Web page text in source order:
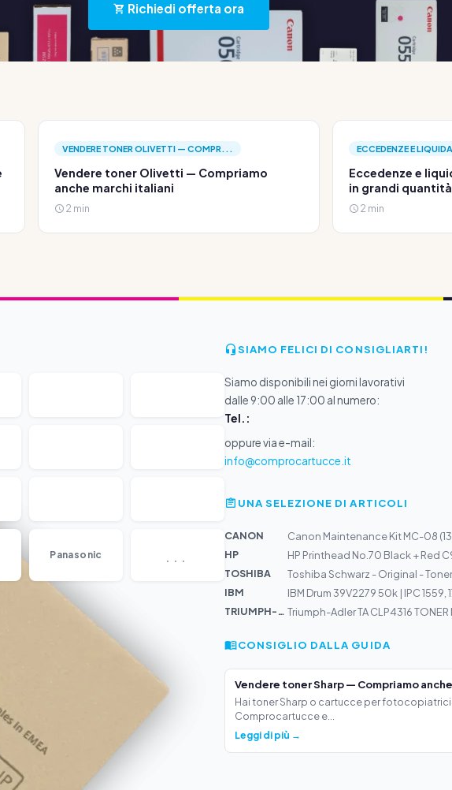
Richiedi offerta ora
VENDERE TONER OLIVETTI — COMPR...
Vendere toner Olivetti — Compriamo
anche marchi italiani
2 min
ECCEDENZE E
Eccedenze e
in grandi quantità
2 min
Panasonic ...
SIAMO FELICI DI CONSIGLIARTI!
Siamo disponibili nei giorni lavorativi
dalle 9:00 alle 17:00 al numero:
Tel.:
oppure via e-mail:
info@comprocartucce.it
UNA SELEZIONE DI ARTICOLI
CANON
Canon Maintenance Kit MC-08
HP
HP Printhead No.70 Black + Red
TOSHIBA
Toshiba Schwarz - Original -
IBM
IBM Drum 39V2279 50k | IPC 1559,
TRIUMPH-AD... Triumph-Adler TA CLP4316 TONER
CONSIGLIO DALLA GUIDA
Vendere toner Sharp — Compriamo
Hai toner Sharp o cartucce per
Comprocartucce e...
Leggi di più →